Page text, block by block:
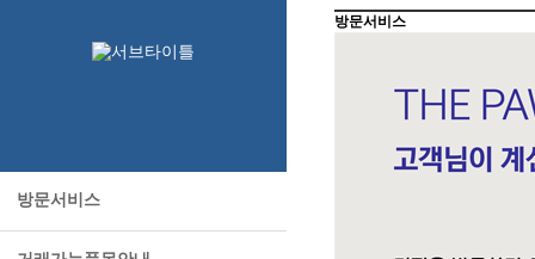
방문서비스
방문서비스